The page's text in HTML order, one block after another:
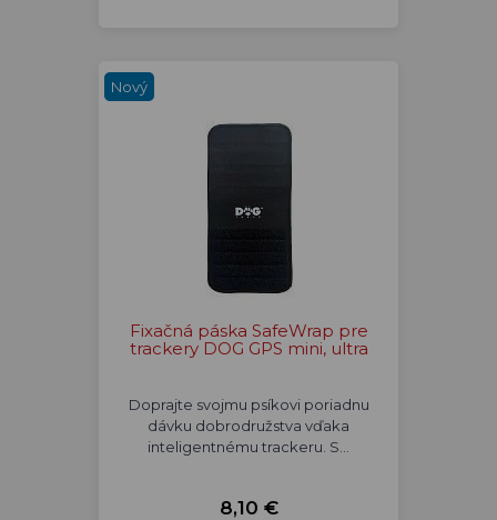
Nový
Fixačná páska SafeWrap pre
trackery DOG GPS mini, ultra
Doprajte svojmu psíkovi poriadnu
dávku dobrodružstva vďaka
inteligentnému trackeru. S…
8,10 €